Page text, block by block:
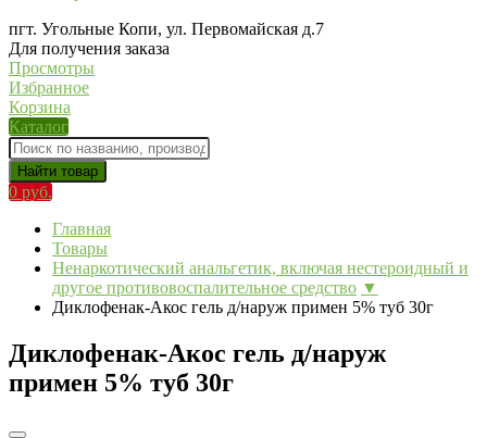
пгт. Угольные Копи, ул. Первомайская д.7
Для получения заказа
Просмотры
Избранное
Корзина
Каталог
Найти товар
0 руб.
Главная
Товары
Ненаркотический анальгетик, включая нестероидный и
другое противовоспалительное средство ▼
Диклофенак-Акос гель д/наруж примен 5% туб 30г
Диклофенак-Акос гель д/наруж
примен 5% туб 30г